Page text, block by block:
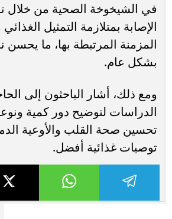
في الشيخوخة الصحية من خلال
الإصابة بمتلازمة التمثيل
المزمنة المرتبطة بها، ما يحسن
بشكل عام.
ومع ذلك، أشار الباحثون إلى
الدراسات لتوضيح دور كمية
تحسين صحة القلب والأوعية
توصيات غذائية أفضل.